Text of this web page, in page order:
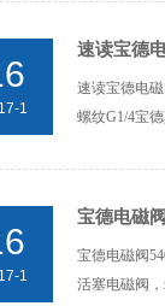
1
速读宝德
速读宝德电磁
螺纹G1/4宝
1
宝德电磁
宝德电磁阀
活塞电磁阀